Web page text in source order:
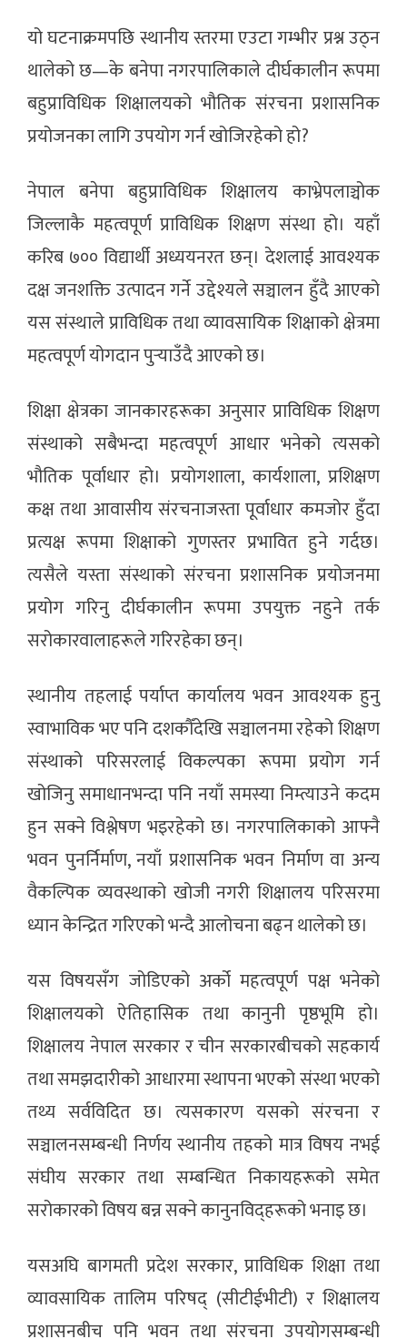
यो घटनाक्रमपछि स्थानीय स्तरमा एउटा गम्भीर प्रश्न उठ्न
थालेको छ—के बनेपा नगरपालिकाले दीर्घकालीन रूपमा
बहुप्राविधिक शिक्षालयको भौतिक संरचना प्रशासनिक
प्रयोजनका लागि उपयोग गर्न खोजिरहेको हो?
नेपाल बनेपा बहुप्राविधिक शिक्षालय काभ्रेपलाञ्चोक
जिल्लाकै महत्वपूर्ण प्राविधिक शिक्षण संस्था हो। यहाँ
करिब ७०० विद्यार्थी अध्ययनरत छन्। देशलाई आवश्यक
दक्ष जनशक्ति उत्पादन गर्ने उद्देश्यले सञ्चालन हुँदै आएको
यस संस्थाले प्राविधिक तथा व्यावसायिक शिक्षाको क्षेत्रमा
महत्वपूर्ण योगदान पुर्‍याउँदै आएको छ।
शिक्षा क्षेत्रका जानकारहरूका अनुसार प्राविधिक शिक्षण
संस्थाको सबैभन्दा महत्वपूर्ण आधार भनेको त्यसको
भौतिक पूर्वाधार हो। प्रयोगशाला, कार्यशाला, प्रशिक्षण
कक्ष तथा आवासीय संरचनाजस्ता पूर्वाधार कमजोर हुँदा
प्रत्यक्ष रूपमा शिक्षाको गुणस्तर प्रभावित हुने गर्दछ।
त्यसैले यस्ता संस्थाको संरचना प्रशासनिक प्रयोजनमा
प्रयोग गरिनु दीर्घकालीन रूपमा उपयुक्त नहुने तर्क
सरोकारवालाहरूले गरिरहेका छन्।
स्थानीय तहलाई पर्याप्त कार्यालय भवन आवश्यक हुनु
स्वाभाविक भए पनि दशकौँदेखि सञ्चालनमा रहेको शिक्षण
संस्थाको परिसरलाई विकल्पका रूपमा प्रयोग गर्न
खोजिनु समाधानभन्दा पनि नयाँ समस्या निम्त्याउने कदम
हुन सक्ने विश्लेषण भइरहेको छ। नगरपालिकाको आफ्नै
भवन पुनर्निर्माण, नयाँ प्रशासनिक भवन निर्माण वा अन्य
वैकल्पिक व्यवस्थाको खोजी नगरी शिक्षालय परिसरमा
ध्यान केन्द्रित गरिएको भन्दै आलोचना बढ्न थालेको छ।
यस विषयसँग जोडिएको अर्को महत्वपूर्ण पक्ष भनेको
शिक्षालयको ऐतिहासिक तथा कानुनी पृष्ठभूमि हो।
शिक्षालय नेपाल सरकार र चीन सरकारबीचको सहकार्य
तथा समझदारीको आधारमा स्थापना भएको संस्था भएको
तथ्य सर्वविदित छ। त्यसकारण यसको संरचना र
सञ्चालनसम्बन्धी निर्णय स्थानीय तहको मात्र विषय नभई
संघीय सरकार तथा सम्बन्धित निकायहरूको समेत
सरोकारको विषय बन्न सक्ने कानुनविद्हरूको भनाइ छ।
यसअघि बागमती प्रदेश सरकार, प्राविधिक शिक्षा तथा
व्यावसायिक तालिम परिषद् (सीटीईभीटी) र शिक्षालय
प्रशासनबीच पनि भवन तथा संरचना उपयोगसम्बन्धी